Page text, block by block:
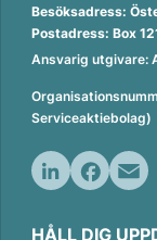
Besöksadress:
Postadress: Box
Ansvarig utgivare:
Serviceaktiebolag)
HÅLL DIG